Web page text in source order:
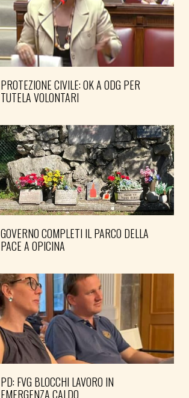
PROTEZIONE CIVILE: OK A ODG PER
TUTELA VOLONTARI
GOVERNO COMPLETI IL PARCO DELLA
PACE A OPICINA
PD: FVG BLOCCHI LAVORO IN
EMERGENZA CALDO